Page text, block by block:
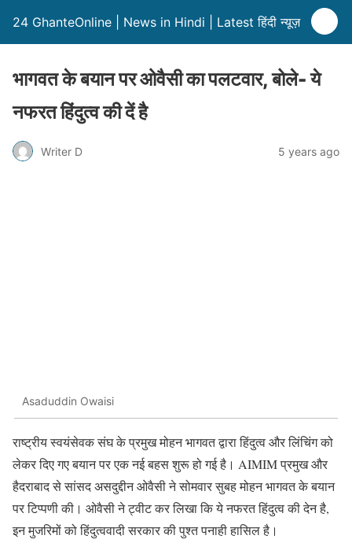
24 GhanteOnline | News in Hindi | Latest हिंदी न्यूज़
भागवत के बयान पर ओवैसी का पलटवार, बोले- ये
नफरत हिंदुत्व की दें है
Writer D 5 years ago
Asaduddin Owaisi
राष्ट्रीय स्वयंसेवक संघ के प्रमुख मोहन भागवत द्वारा हिंदुत्व और लिंचिंग को
लेकर दिए गए बयान पर एक नई बहस शुरू हो गई है। AIMIM प्रमुख और
हैदराबाद से सांसद असदुद्दीन ओवैसी ने सोमवार सुबह मोहन भागवत के बयान
पर टिप्पणी की। ओवैसी ने ट्वीट कर लिखा कि ये नफरत हिंदुत्व की देन है,
इन मुजरिमों को हिंदुत्ववादी सरकार की पुश्त पनाही हासिल है।